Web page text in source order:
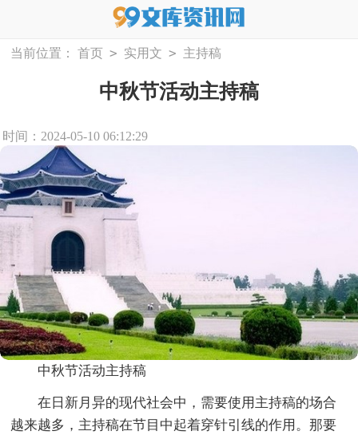
当前位置： 首页 > 实用文 > 主持稿
中秋节活动主持稿
时间：2024-05-10 06:12:29
中秋节活动主持稿
在日新月异的现代社会中，需要使用主持稿的场合
越来越多，主持稿在节目中起着穿针引线的作用。那要